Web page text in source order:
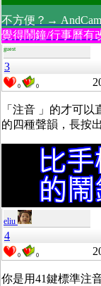
不方便？→
覺得鬧鐘/行事曆
guest
3
0 0
「注音 」的才可
的四種聲韻，長按
eliu
4
0 0
你是用41鍵標準注